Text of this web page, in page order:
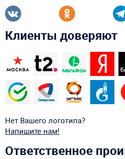
Клиенты доверяют
Нет Вашего логотипа?
Напишите нам!
Ответственное